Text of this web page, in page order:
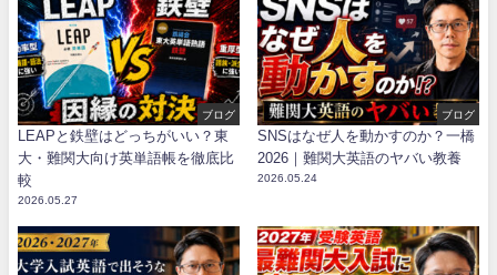
ブログ
LEAPと鉄壁はどっちがいい？東
大・難関大向け英単語帳を徹底比
較
2026.05.27
ブログ
SNSはなぜ人を動かすのか？一橋
2026｜難関大英語のヤバい教養
2026.05.24